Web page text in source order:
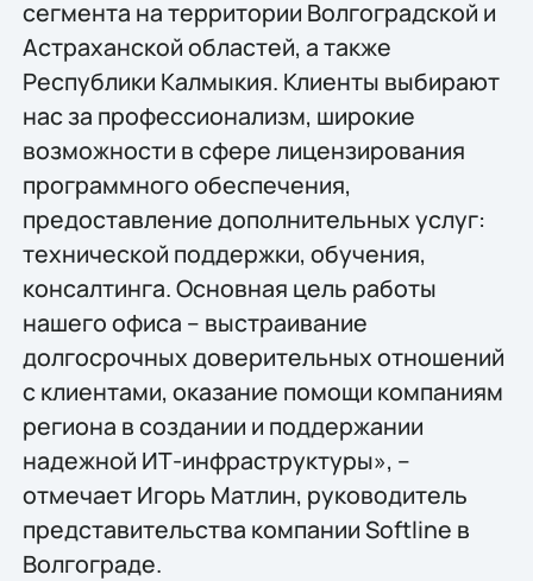
сегмента на территории Волгоградской и
Астраханской областей, а также
Республики Калмыкия. Клиенты выбирают
нас за профессионализм, широкие
возможности в сфере лицензирования
программного обеспечения,
предоставление дополнительных услуг:
технической поддержки, обучения,
консалтинга. Основная цель работы
нашего офиса – выстраивание
долгосрочных доверительных отношений
с клиентами, оказание помощи компаниям
региона в создании и поддержании
надежной ИТ-инфраструктуры», –
отмечает Игорь Матлин, руководитель
представительства компании Softline в
Волгограде.